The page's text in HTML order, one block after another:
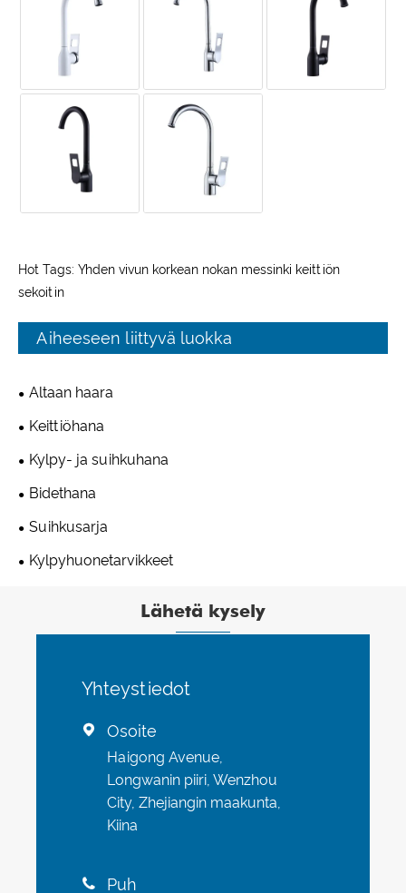
Hot Tags: Yhden vivun korkean nokan messinki keittiön
sekoitin
Aiheeseen liittyvä luokka
Altaan haara
Keittiöhana
Kylpy- ja suihkuhana
Bidethana
Suihkusarja
Kylpyhuonetarvikkeet
Lähetä kysely
Yhteystiedot
 Osoite
Haigong Avenue,
Longwanin piiri, Wenzhou
City, Zhejiangin maakunta,
Kiina
 Puh